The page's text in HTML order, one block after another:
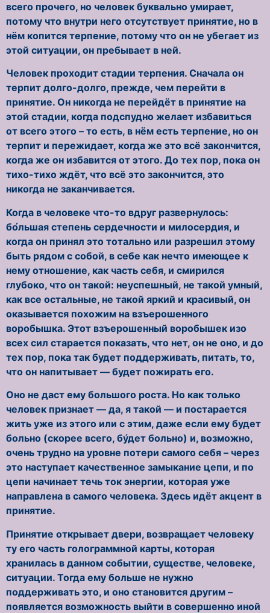
всего прочего, но человек буквально умирает,
потому что внутри него отсутствует принятие, но в
нём копится терпение, потому что он не убегает из
этой ситуации, он пребывает в ней.
Человек проходит стадии терпения. Сначала он
терпит долго-долго, прежде, чем перейти в
принятие. Он никогда не перейдёт в принятие на
этой стадии, когда подспудно желает избавиться
от всего этого – то есть, в нём есть терпение, но он
терпит и пережидает, когда же это всё закончится,
когда же он избавится от этого. До тех пор, пока он
тихо-тихо ждёт, что всё это закончится, это
никогда не заканчивается.
Когда в человеке что-то вдруг развернулось:
бо́льшая степень сердечности и милосердия, и
когда он принял это тотально или разрешил этому
быть рядом с собой, в себе как нечто имеющее к
нему отношение, как часть себя, и смирился
глубоко, что он такой: неуспешный, не такой умный,
как все остальные, не такой яркий и красивый, он
оказывается похожим на взъерошенного
воробышка. Этот взъерошенный воробышек изо
всех сил старается показать, что нет, он не оно, и до
тех пор, пока так будет поддерживать, питать, то,
что он напитывает — будет пожирать его.
Оно не даст ему большого роста. Но как только
человек признает — да, я такой — и постарается
жить уже из этого или с этим, даже если ему будет
больно (скорее всего, бу́дет больно) и, возможно,
очень трудно на уровне потери самого себя – через
это наступает качественное замыкание цепи, и по
цепи начинает течь ток энергии, которая уже
направлена в самого человека. Здесь идёт акцент в
принятие.
Принятие открывает двери, возвращает человеку
ту его часть голограммной карты, которая
хранилась в данном событии, существе, человеке,
ситуации. Тогда ему больше не нужно
поддерживать это, и оно становится другим –
появляется возможность выйти в совершенно иной